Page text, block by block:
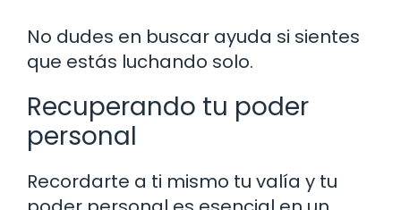
No dudes en buscar ayuda si sientes
que estás luchando solo.
Recuperando tu poder
personal
Recordarte a ti mismo tu valía y tu